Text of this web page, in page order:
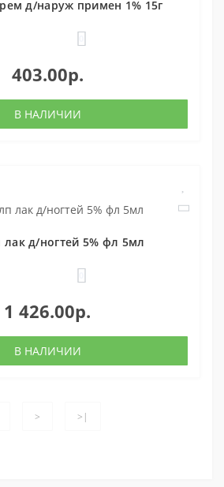
д/наруж примен 1% 15г
403.00р.
В НАЛИЧИИ
д/ногтей 5% фл 5мл
1 426.00р.
В НАЛИЧИИ
> >|